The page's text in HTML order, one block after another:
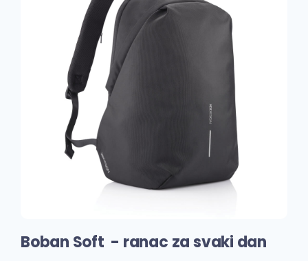
Boban Soft - ranac za svaki dan